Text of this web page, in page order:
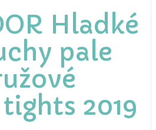
Hladké
pale
2019